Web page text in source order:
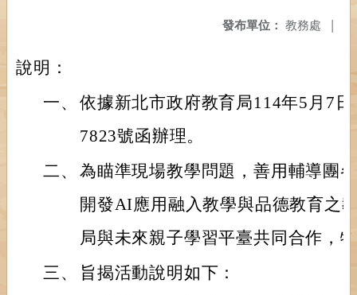
發布單位： 教務處 |
說明：
一、 依據新北市政府教育局114年5月7
7823號函辦理。
二、 為瞄準現場教學問題，善用輔導團
開發AI應用融入教學與品德教育之
局與未來親子學習平臺共同合作，
三、
旨揭活動說明如下：